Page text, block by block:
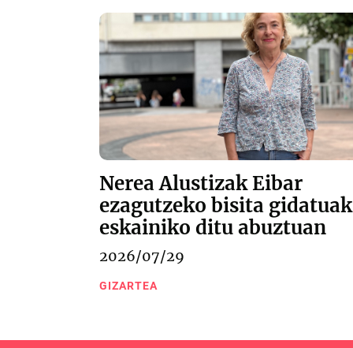
Nerea Alustizak Eibar
ezagutzeko bisita gidatuak
eskainiko ditu abuztuan
2026/07/29
GIZARTEA